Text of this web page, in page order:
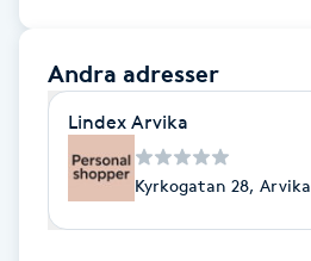
Fransborttagning
Fransfärgning
Fransförlängning
Fransförlängning Megavolym
Andra adresser
Lindex Arvika
Kyrkogatan 28, Arvika